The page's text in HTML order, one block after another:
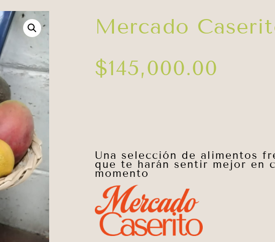
Mercado
$145,000.00
Una selección de alimentos
que te harán sentir mejor en
momento